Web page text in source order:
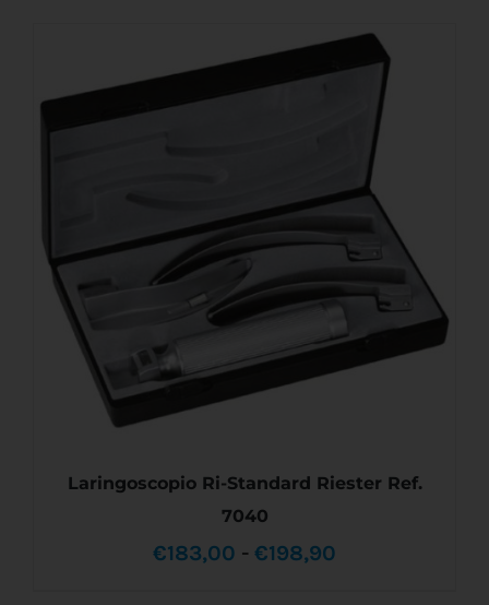
Laringoscopio Ri-Standard Riester Ref.
7040
€183,00 - €198,90